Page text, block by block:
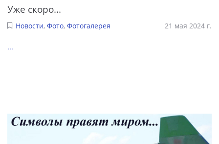
Уже скоро...
Новости, Фото, Фотогалерея 21 мая 2024 г.
...